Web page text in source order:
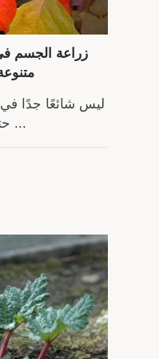
زراعة الجسم
حتى أن العديد من البستانيين ...